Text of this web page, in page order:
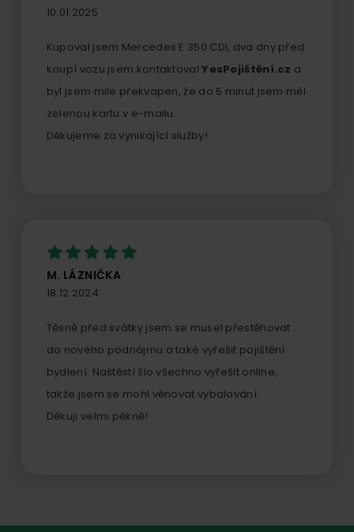
10.01.2025
Kupoval jsem Mercedes E 350 CDI, dva dny před
koupí vozu jsem kontaktovalYesPojištění.cz a
byl jsem mile překvapen, že do 5 minut jsem měl
zelenou kartu v e-mailu.
Děkujeme za vynikající služby!
M. LÁZNIČKA
18.12.2024
Těsně před svátky jsem se musel přestěhovat
do nového podnájmu a také vyřešit pojištění
bydlení. Naštěstí šlo všechno vyřešit online,
takže jsem se mohl věnovat vybalování.
Děkuji velmi pěkně!